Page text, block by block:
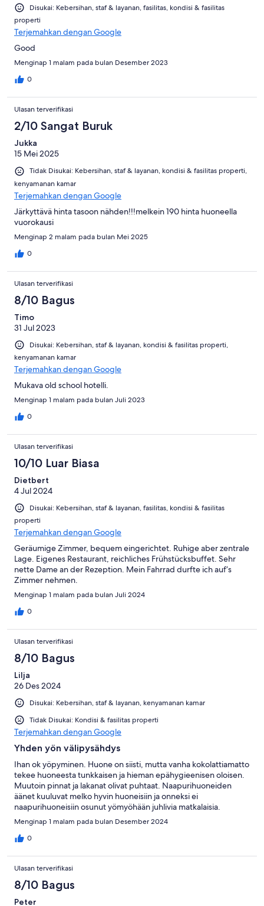
Disukai: Kebersihan, staf & layanan, fasilitas, kondisi & fasilitas
properti
Terjemahkan dengan Google
Good
Menginap 1 malam pada bulan Desember 2023
0
Ulasan terverifikasi
2/10 Sangat Buruk
Jukka
15 Mei 2025
Tidak Disukai: Kebersihan, staf & layanan, kondisi & fasilitas properti,
kenyamanan kamar
Terjemahkan dengan Google
Järkyttävä hinta tasoon nähden!!!melkein 190 hinta huoneella
vuorokausi
Menginap 2 malam pada bulan Mei 2025
0
Ulasan terverifikasi
8/10 Bagus
Timo
31 Jul 2023
Disukai: Kebersihan, staf & layanan, kondisi & fasilitas properti,
kenyamanan kamar
Terjemahkan dengan Google
Mukava old school hotelli.
Menginap 1 malam pada bulan Juli 2023
0
Ulasan terverifikasi
10/10 Luar Biasa
Dietbert
4 Jul 2024
Disukai: Kebersihan, staf & layanan, fasilitas, kondisi & fasilitas
properti
Terjemahkan dengan Google
Geräumige Zimmer, bequem eingerichtet. Ruhige aber zentrale
Lage. Eigenes Restaurant, reichliches Frühstücksbuffet. Sehr
nette Dame an der Rezeption. Mein Fahrrad durfte ich auf‘s
Zimmer nehmen.
Menginap 1 malam pada bulan Juli 2024
0
Ulasan terverifikasi
8/10 Bagus
Lilja
26 Des 2024
Disukai: Kebersihan, staf & layanan, kenyamanan kamar
Tidak Disukai: Kondisi & fasilitas properti
Terjemahkan dengan Google
Yhden yön välipysähdys
Ihan ok yöpyminen. Huone on siisti, mutta vanha kokolattiamatto
tekee huoneesta tunkkaisen ja hieman epähygieenisen oloisen.
Muutoin pinnat ja lakanat olivat puhtaat. Naapurihuoneiden
äänet kuuluvat melko hyvin huoneisiin ja onneksi ei
naapurihuoneisiin osunut yömyöhään juhlivia matkalaisia.
Aamupala oli maistuva. Hieman päivitystä yleisilmeeseen olisi
paikallaan!
Menginap 1 malam pada bulan Desember 2024
0
Ulasan terverifikasi
8/10 Bagus
Peter